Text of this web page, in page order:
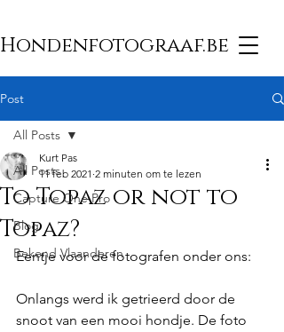
Hondenfotograaf.be
Post
All Posts
Capture One Pro
Blog
Bekend Vlaanderen
All Posts
To Topaz or not to
Topaz?
Kurt Pas
11 feb 2021 2 minuten om te lezen
Eentje voor de fotografen onder ons:
Onlangs werd ik getrieerd door de
snoot van een mooi hondje. De foto